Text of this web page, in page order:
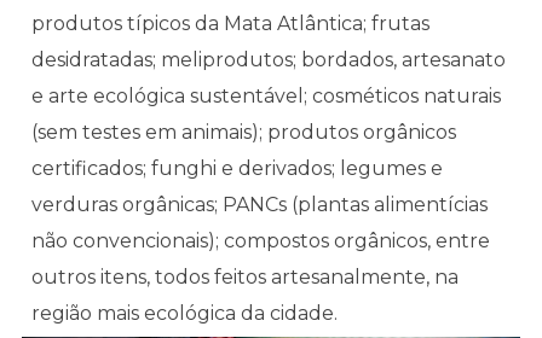
produtos típicos da Mata Atlântica; frutas
desidratadas; meliprodutos; bordados, artesanato
e arte ecológica sustentável; cosméticos naturais
(sem testes em animais); produtos orgânicos
certificados; funghi e derivados; legumes e
verduras orgânicas; PANCs (plantas alimentícias
não convencionais); compostos orgânicos, entre
outros itens, todos feitos artesanalmente, na
região mais ecológica da cidade.